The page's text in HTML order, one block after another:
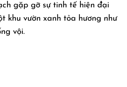
gặp gỡ sự tinh tế hiện đại
khu vườn xanh tỏa hương như
vội.